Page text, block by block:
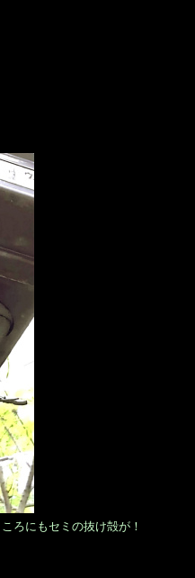
ろにもセミの抜け殻が！